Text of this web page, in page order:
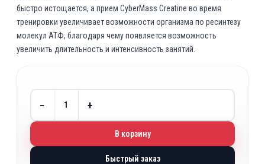
быстро истощается, а прием CyberMass Creatine во время
тренировки увеличивает возможности организма по ресинтезу
молекул АТФ, благодаря чему появляется возможность
увеличить длительность и интенсивность занятий.
− +
В корзину
Быстрый заказ